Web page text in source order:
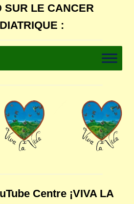
SUR LE CANCER
:
Centre ¡VIVA LA